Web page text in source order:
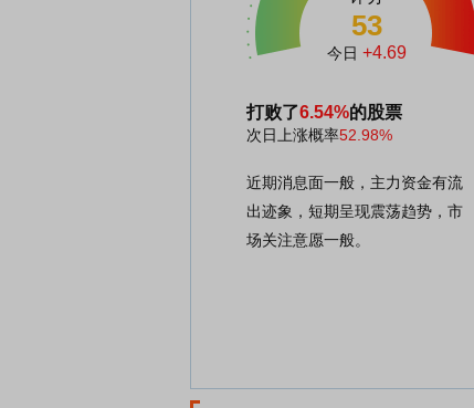
53
今日 +4.69
打败了6.54%的股票
次日上涨概率52.98%
近期消息面一般，主力资金有流
出迹象，短期呈现震荡趋势，市
场关注意愿一般。